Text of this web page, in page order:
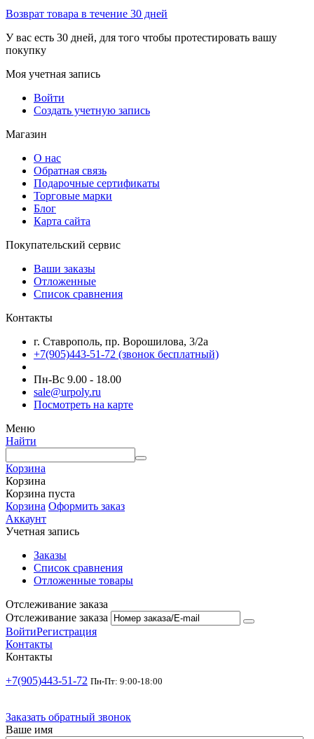
Возврат товара в течение 30 дней
У вас есть 30 дней, для того чтобы протестировать вашу
покупку
Моя учетная запись
Войти
Создать учетную запись
Магазин
О нас
Обратная связь
Подарочные сертификаты
Торговые марки
Блог
Карта сайта
Покупательский сервис
Ваши заказы
Отложенные
Список сравнения
Контакты
г. Ставрополь, пр. Ворошилова, 3/2а
+7(905)443-51-72 (звонок бесплатный)
Пн-Вс 9.00 - 18.00
sale@urpoly.ru
Посмотреть на карте
Меню
Найти
Корзина
Корзина
Корзина пуста
Корзина Оформить заказ
Аккаунт
Учетная запись
Заказы
Список сравнения
Отложенные товары
Отслеживание заказа
Отслеживание заказа
ВойтиРегистрация
Контакты
Контакты
+7(905)443-51-72 Пн-Пт: 9:00-18:00
Заказать обратный звонок
Ваше имя